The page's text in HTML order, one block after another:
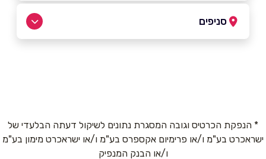
באתר
טלפון*
סניפים
* הנפקת הכרטיס וגובה המסגרת נתונים לשיקול דעתה הבלעדי של
ישראכרט בע"מ ו/או פרימיום אקספרס בע"מ ו/או ישראכרט מימון בע"מ
ו/או הבנק המנפיק